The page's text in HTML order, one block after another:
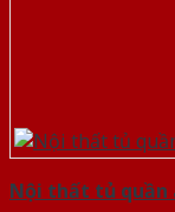
Nội thất tủ quần